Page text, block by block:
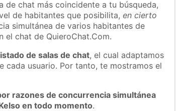
de chat más coincidente a tu búsqueda,
de habitantes que posibilita,en cierto
simultánea de varios habitantes de
el chat de QuieroChat.Com.
de salas de chat, el cual adaptamos
cada usuario. Por tanto, te mostramos el
razones de concurrencia simultánea
en todo momento.